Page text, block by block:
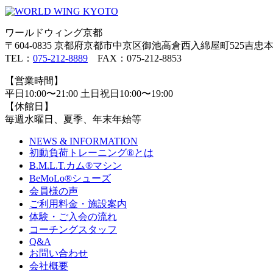
ワールドウィング京都
〒604-0835 京都府京都市中京区御池高倉西入綿屋町525吉忠
TEL： 075-212-8889 FAX：075-212-8853
【営業時間】
平日10:00〜21:00 土日祝日10:00〜19:00
【休館日】
毎週水曜日、夏季、年末年始等
NEWS & INFORMATION
初動負荷トレーニング®とは
B.M.L.T.カム®マシン
BeMoLo®シューズ
会員様の声
ご利用料金・施設案内
体験・ご入会の流れ
コーチングスタッフ
Q&A
お問い合わせ
会社概要